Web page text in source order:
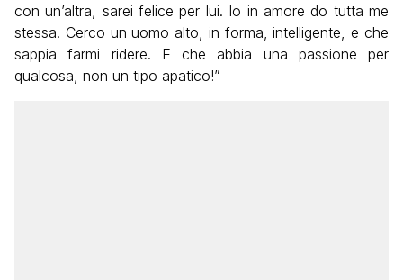
con un’altra, sarei felice per lui. Io in amore do tutta me
stessa. Cerco un uomo alto, in forma, intelligente, e che
sappia farmi ridere. E che abbia una passione per
qualcosa, non un tipo apatico!”